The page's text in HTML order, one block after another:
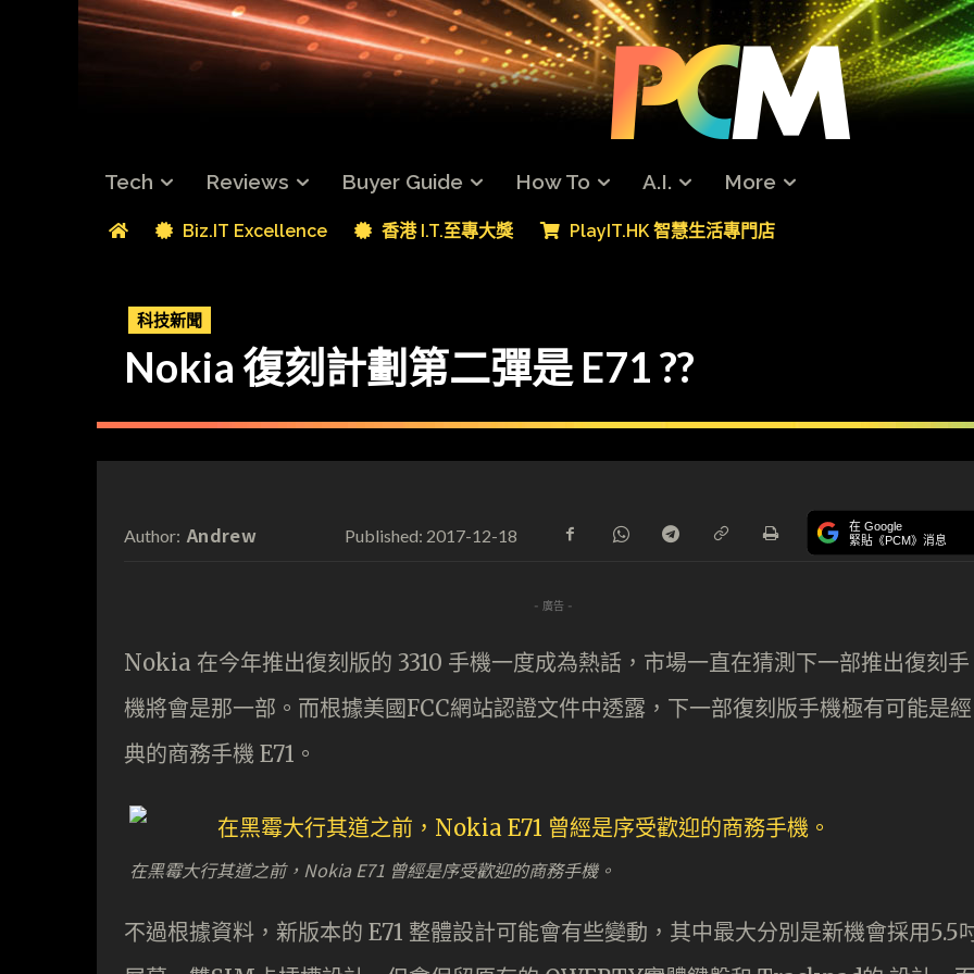
Tech Reviews Buyer Guide How To A.I. More
Biz.IT Excellence 香港 I.T.至專大獎 PlayIT.HK 智慧生活專門店
科技新聞
Nokia 復刻計劃第二彈是 E71 ??
Author: Andrew Published: 2017-12-18 在 Google
緊貼《PCM》消息
- 廣告 -
Nokia 在今年推出復刻版的 3310 手機一度成為熱話，市場一直在猜測下一部推出復刻手
機將會是那一部。而根據美國FCC網站認證文件中透露，下一部復刻版手機極有可能是經
典的商務手機 E71。
在黑霉大行其道之前，Nokia E71 曾經是序受歡迎的商務手機。
不過根據資料，新版本的 E71 整體設計可能會有些變動，其中最大分別是新機會採用5.5